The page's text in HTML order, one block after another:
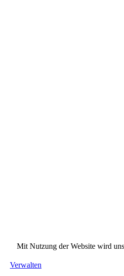
Mit Nutzung der Website wird
Verwalten